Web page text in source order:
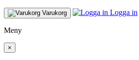
Varukorg Logga in
Meny
×